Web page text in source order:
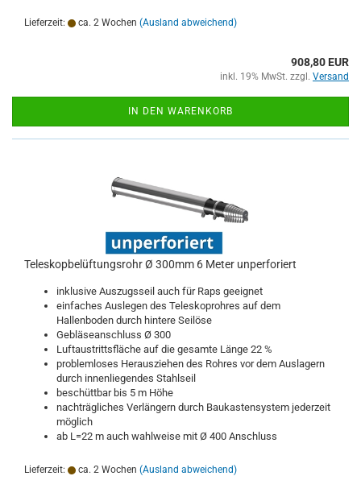
Lieferzeit: ca. 2 Wochen (Ausland abweichend)
908,80 EUR
inkl. 19% MwSt. zzgl. Versand
IN DEN WARENKORB
Teleskopbelüftungsrohr Ø 300mm 6 Meter unperforiert
inklusive Auszugsseil auch für Raps geeignet
einfaches Auslegen des Teleskoprohres auf dem
Hallenboden durch hintere Seilöse
Gebläseanschluss Ø 300
Luftaustrittsfläche auf die gesamte Länge 22 %
problemloses Herausziehen des Rohres vor dem Auslagern
durch innenliegendes Stahlseil
beschüttbar bis 5 m Höhe
nachträgliches Verlängern durch Baukastensystem jederzeit
möglich
ab L=22 m auch wahlweise mit Ø 400 Anschluss
Lieferzeit: ca. 2 Wochen (Ausland abweichend)